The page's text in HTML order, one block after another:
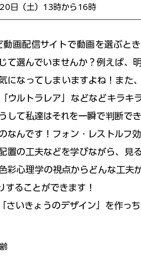
日（土）13時から16時
画配信サイトで動画を選ぶと
て選んでいませんか？例えば、
になってしまいますよね！また
ウルトラレア」などなどキラキ
して私達はそれを一瞬で判断で
なんです！フォン・レストルフ
置の工夫などを学びながら、見
彩心理学の視点からどんな工夫
することができます！
さいきょうのデザイン」を作っち